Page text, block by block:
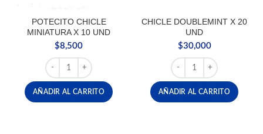
POTECITO CHICLE
MINIATURA X 10 UND
$8,500
POTECITO CHICLE MINIATURA X 10 UND cantidad
AÑADIR AL CARRITO
CHICLE DOUBLEMINT X 20
UND
$30,000
CHICLE DOUBLEMINT
AÑADIR AL CARRITO